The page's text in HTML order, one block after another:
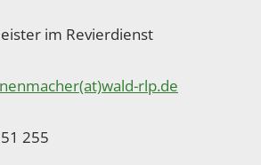
im Revierdienst
rlp.de
255